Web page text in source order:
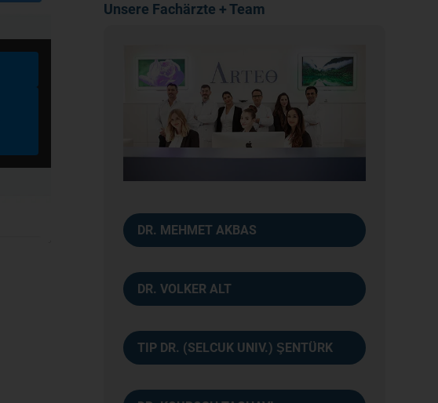
Unsere Fachärzte + Team
DR. MEHMET AKBAS
DR. VOLKER ALT
TIP DR. (SELCUK UNIV.) ŞENTÜRK